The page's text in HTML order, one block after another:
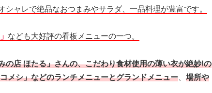
ャレで絶品なおつまみやサラダ、一品料理が豊富です。
なども大好評の看板メニューの一つ。
の店 ほたる」さんの、こだわり食材使用の薄い衣が絶妙!の
メシ」などのランチメニューとグランドメニュー
場所や